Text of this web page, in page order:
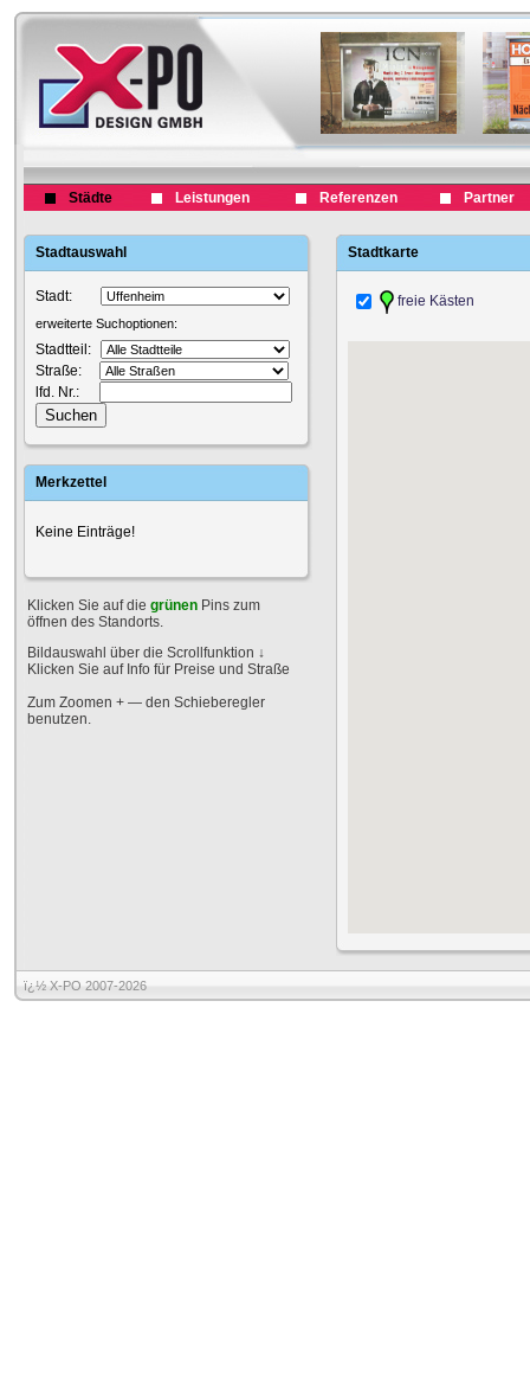
Städte Leistungen Referenzen Partner
Stadtauswahl
Stadt:
erweiterte Suchoptionen:
Stadtteil:
Straße:
lfd. Nr.:
Merkzettel
Keine Einträge!
Klicken Sie auf die grünen Pins zum
öffnen des Standorts.
Bildauswahl über die Scrollfunktion ↓
Klicken Sie auf Info für Preise und Straße
Zum Zoomen + — den Schieberegler
benutzen.
Stadtkarte
freie Kästen
ï¿½ X-PO 2007-2026